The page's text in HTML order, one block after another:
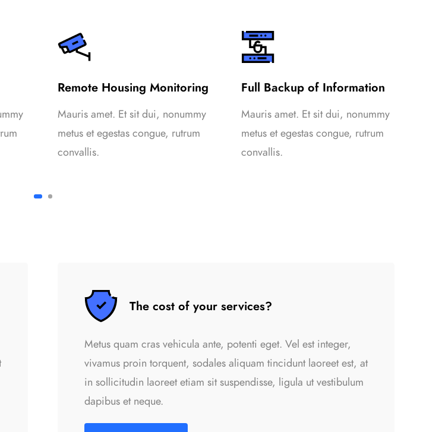
Remote Housing Monitoring
Mauris amet. Et sit dui, nonummy
metus et egestas congue, rutrum
convallis.
Full Backup of Information
Mauris amet. Et sit dui, nonummy
metus et egestas congue, rutrum
convallis.
The cost of your services?
Metus quam cras vehicula ante, potenti eget. Vel est integer,
vivamus proin torquent, sodales aliquam tincidunt laoreet est, at
in sollicitudin laoreet etiam sit suspendisse, ligula ut vestibulum
dapibus et neque.